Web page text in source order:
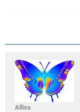
Allisa